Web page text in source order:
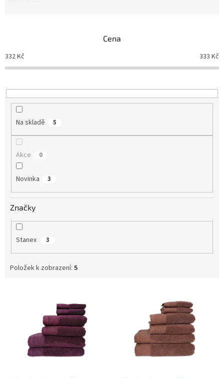
o
d
k
t
Cena
332Kč 333 Kč
Na skladě 5
Akce 0
Novinka 3
Značky
Stanex 3
Položek k zobrazení: 5